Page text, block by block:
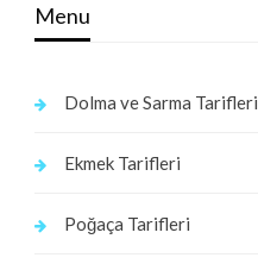
Menu
Dolma ve Sarma Tarifleri
Ekmek Tarifleri
Poğaça Tarifleri